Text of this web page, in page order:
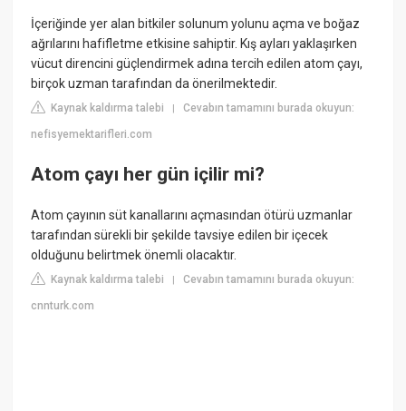
İçeriğinde yer alan bitkiler solunum yolunu açma ve boğaz
ağrılarını hafifletme etkisine sahiptir. Kış ayları yaklaşırken
vücut direncini güçlendirmek adına tercih edilen atom çayı,
birçok uzman tarafından da önerilmektedir.
Kaynak kaldırma talebi |Cevabın tamamını burada okuyun:
nefisyemektarifleri.com
Atom çayı her gün içilir mi?
Atom çayının süt kanallarını açmasından ötürü uzmanlar
tarafından sürekli bir şekilde tavsiye edilen bir içecek
olduğunu belirtmek önemli olacaktır.
Kaynak kaldırma talebi |Cevabın tamamını burada okuyun:
cnnturk.com